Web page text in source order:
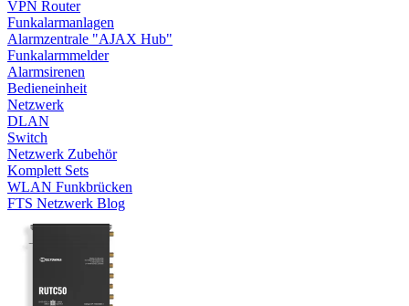
VPN Router
Funkalarmanlagen
Alarmzentrale "AJAX Hub"
Funkalarmmelder
Alarmsirenen
Bedieneinheit
Netzwerk
DLAN
Switch
Netzwerk Zubehör
Komplett Sets
WLAN Funkbrücken
FTS Netzwerk Blog